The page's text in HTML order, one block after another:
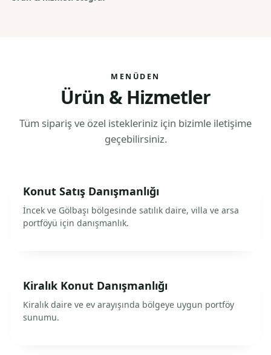
MENÜDEN
Ürün & Hizmetler
Tüm sipariş ve özel istekleriniz için bizimle iletişime
geçebilirsiniz.
Konut Satış Danışmanlığı
İncek ve Gölbaşı bölgesinde satılık daire, villa ve arsa
portföyü için danışmanlık.
Kiralık Konut Danışmanlığı
Kiralık daire ve ev arayışında bölgeye uygun portföy
sunumu.